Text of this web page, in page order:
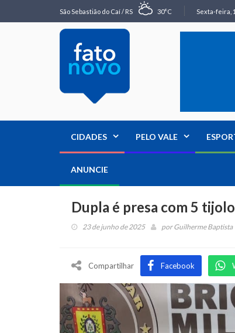
São Sebastião do Caí / RS 30°C Sexta-feira,
CIDADES PELO VALE
ANUNCIE
Dupla é presa com 5
23 de junho de 2025 porGuilherme Baptista
Compartilhar Facebook